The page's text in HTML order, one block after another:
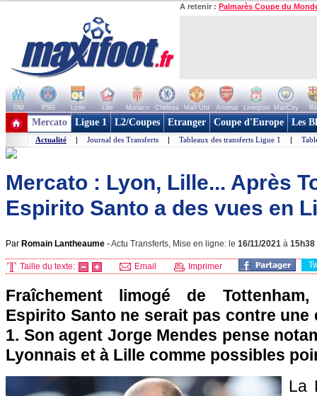
A retenir : Palmarès Coupe du
OM PSG Lyon Lille Monaco Chelsea Man Utd Arsenal Liverpool ManCity
+ de clubs
Mercato Ligue 1 L2/Coupes Etranger Coupe d'Europe Les
Actualité | Journal des Transferts | Tableaux des transferts Ligue 1 |
Mercato : Lyon, Lille... Après
Espirito Santo a des vues en
Par Romain Lantheaume -Actu Transferts, Mise en ligne: le 16/11/2021 à 15h38
Taille du texte: Email Imprimer
Fraîchement limogé de
Espirito Santo ne serait pas contre une
1. Son agent Jorge Mendes pense
Lyonnais et à Lille comme possibles
La